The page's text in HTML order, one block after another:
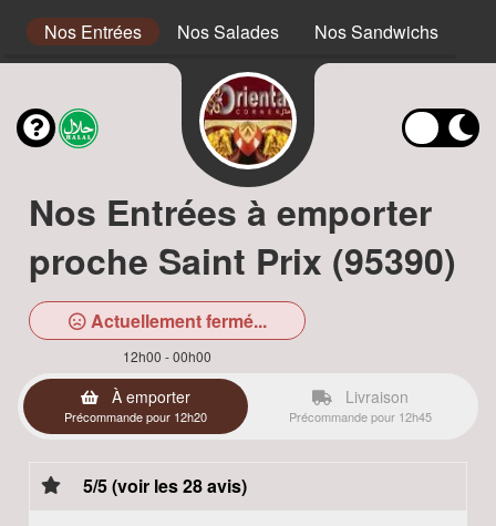
Nos Entrées Nos Salades Nos Sandwichs
Nos Entrées à emporter
proche Saint Prix (95390)
Actuellement fermé...
12h00 - 00h00
À emporter
Précommande pour 12h20
Livraison
Précommande pour 12h45
5/5 (voir les 28 avis)